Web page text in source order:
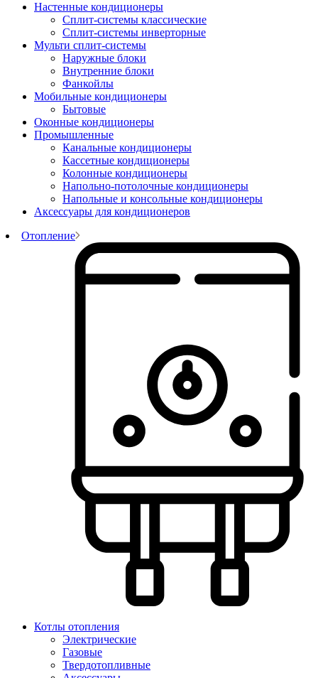
Настенные кондиционеры
Сплит-системы классические
Сплит-системы инверторные
Мульти сплит-системы
Наружные блоки
Внутренние блоки
Фанкойлы
Мобильные кондиционеры
Бытовые
Оконные кондиционеры
Промышленные
Канальные кондиционеры
Кассетные кондиционеры
Колонные кондиционеры
Напольно-потолочные кондиционеры
Напольные и консольные кондиционеры
Аксессуары для кондиционеров
Отопление
Котлы отопления
Электрические
Газовые
Твердотопливные